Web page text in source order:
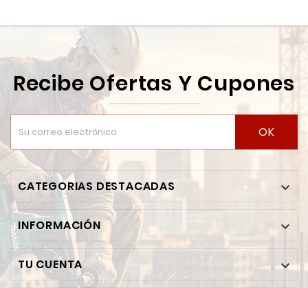
Recibe Ofertas Y Cupones
OK
CATEGORIAS DESTACADAS 
INFORMACIÓN 
TU CUENTA 